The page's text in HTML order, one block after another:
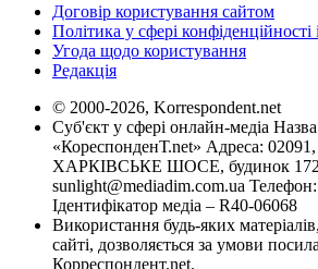
Договір користування сайтом
Політика у сфері
Угода щодо користування
Редакція
© 2000-2026, Korrespondent.net
Суб'єкт у сфері онлайн-медіа
«КореспонденТ.net» Адреса: 02091,
ХАРКІВСЬКЕ ШОСЕ, будинок 172-
sunlight@mediadim.com.ua
Ідентифікатор медіа – R40-06068
Використання будь-яких
сайті, дозволяється за умови
Корреспондент.net.